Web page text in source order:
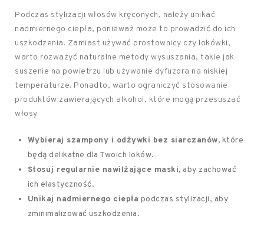
Podczas stylizacji włosów kręconych, należy unikać
nadmiernego ciepła, ponieważ może to prowadzić do ich
uszkodzenia. Zamiast używać prostownicy czy lokówki,
warto rozważyć naturalne metody wysuszania, takie jak
suszenie na powietrzu lub używanie dyfuzora na niskiej
temperaturze. Ponadto, warto ograniczyć stosowanie
produktów zawierających alkohol, które mogą przesuszać
włosy.
Wybieraj szampony i odżywki bez siarczanów, które
będą delikatne dla Twoich loków.
Stosuj regularnie nawilżające maski, aby zachować
ich elastyczność.
Unikaj nadmiernego ciepła podczas stylizacji, aby
zminimalizować uszkodzenia.